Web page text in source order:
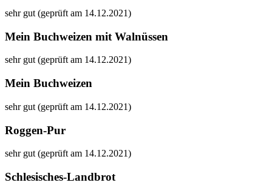
sehr gut (geprüft am 14.12.2021)
Mein Buchweizen mit Walnüssen
sehr gut (geprüft am 14.12.2021)
Mein Buchweizen
sehr gut (geprüft am 14.12.2021)
Roggen-Pur
sehr gut (geprüft am 14.12.2021)
Schlesisches-Landbrot